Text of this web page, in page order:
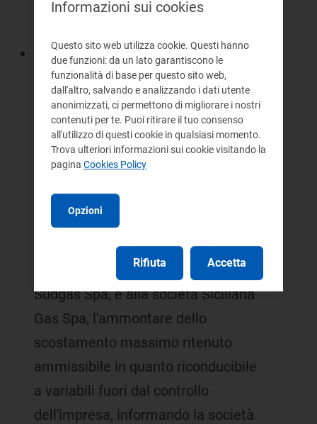
documentazione fornita dalle
con lettera rispettivamente in data
18 luglio 2006 (prot Autorità
EF/M06/3514/gr) e in data 4 agosto
2006 (prot Autorità
EF/M06/3814/gr), gli Uffici
dell'Autorità, ai sensi del comma 5.6
dell'Allegato A alla deliberazione n.
171/05, hanno comunicato alla
società Selgas Spa, che ha
incorporato la società Energas
Sudgas Spa, e alla società Siciliana
Gas Spa, l'ammontare dello
scostamento massimo ritenuto
ammissibile in quanto riconducibile
a variabili fuori dal controllo
dell'impresa, informando la società
Informazioni sui cookies
Questo sito web utilizza cookie. Questi hanno
due funzioni: da un lato garantiscono le
funzionalità di base per questo sito web,
dall'altro, salvando e analizzando i dati utente
anonimizzati, ci permettono di migliorare i nostri
contenuti per te. Puoi ritirare il tuo consenso
all'utilizzo di questi cookie in qualsiasi momento.
Trova ulteriori informazioni sui cookie visitando la
pagina Cookies Policy
Opzioni
Rifiuta Accetta